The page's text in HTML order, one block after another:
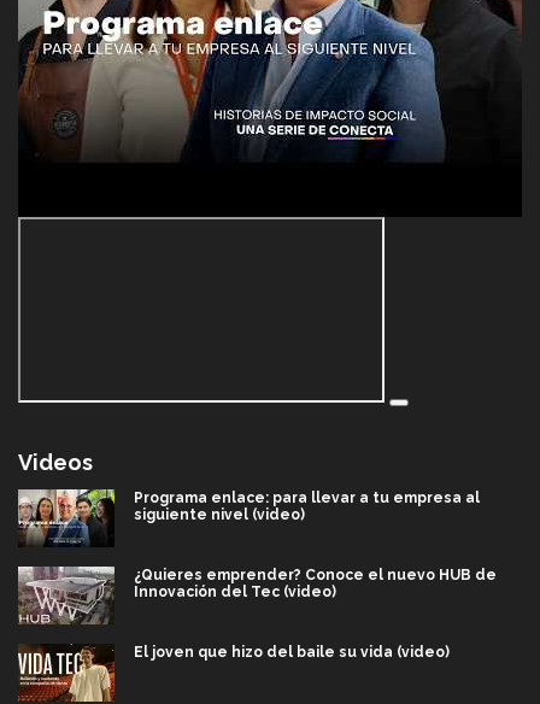
Videos
Programa enlace: para llevar a tu empresa al
siguiente nivel (video)
¿Quieres emprender? Conoce el nuevo HUB de
Innovación del Tec (video)
El joven que hizo del baile su vida (video)